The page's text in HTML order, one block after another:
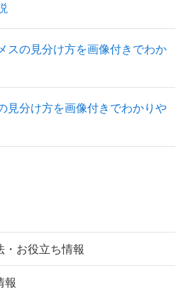
スの見分け方を画像付きでわか
見分け方を画像付きでわかりや
・お役立ち情報
報